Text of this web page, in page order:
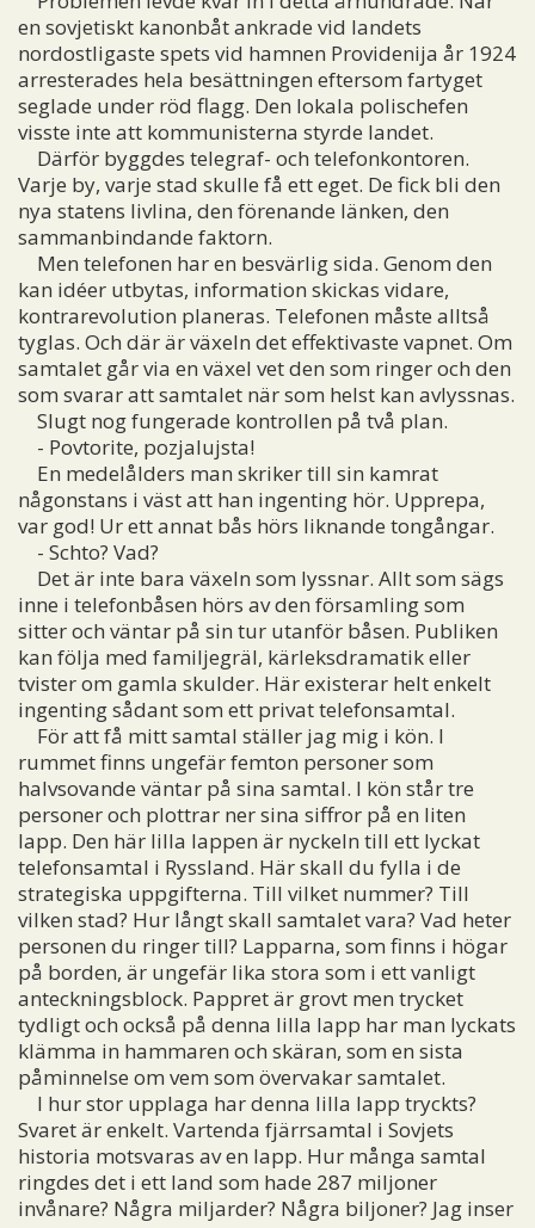
en sovjetiskt kanonbåt ankrade vid landets
nordostligaste spets vid hamnen Providenija år 1924
arresterades hela besättningen eftersom fartyget
seglade under röd flagg. Den lokala polischefen
visste inte att kommunisterna styrde landet.
Därför byggdes telegraf- och telefonkontoren.
Varje by, varje stad skulle få ett eget. De fick bli den
nya statens livlina, den förenande länken, den
sammanbindande faktorn.
Men telefonen har en besvärlig sida. Genom den
kan idéer utbytas, information skickas vidare,
kontrarevolution planeras. Telefonen måste alltså
tyglas. Och där är växeln det effektivaste vapnet. Om
samtalet går via en växel vet den som ringer och den
som svarar att samtalet när som helst kan avlyssnas.
Slugt nog fungerade kontrollen på två plan.
- Povtorite, pozjalujsta!
En medelålders man skriker till sin kamrat
någonstans i väst att han ingenting hör. Upprepa,
var god! Ur ett annat bås hörs liknande tongångar.
- Schto? Vad?
Det är inte bara växeln som lyssnar. Allt som sägs
inne i telefonbåsen hörs av den församling som
sitter och väntar på sin tur utanför båsen. Publiken
kan följa med familjegräl, kärleksdramatik eller
tvister om gamla skulder. Här existerar helt enkelt
ingenting sådant som ett privat telefonsamtal.
För att få mitt samtal ställer jag mig i kön. I
rummet finns ungefär femton personer som
halvsovande väntar på sina samtal. I kön står tre
personer och plottrar ner sina siffror på en liten
lapp. Den här lilla lappen är nyckeln till ett lyckat
telefonsamtal i Ryssland. Här skall du fylla i de
strategiska uppgifterna. Till vilket nummer? Till
vilken stad? Hur långt skall samtalet vara? Vad heter
personen du ringer till? Lapparna, som finns i högar
på borden, är ungefär lika stora som i ett vanligt
anteckningsblock. Pappret är grovt men trycket
tydligt och också på denna lilla lapp har man lyckats
klämma in hammaren och skäran, som en sista
påminnelse om vem som övervakar samtalet.
I hur stor upplaga har denna lilla lapp tryckts?
Svaret är enkelt. Vartenda fjärrsamtal i Sovjets
historia motsvaras av en lapp. Hur många samtal
ringdes det i ett land som hade 287 miljoner
invånare? Några miljarder? Några biljoner? Jag inser